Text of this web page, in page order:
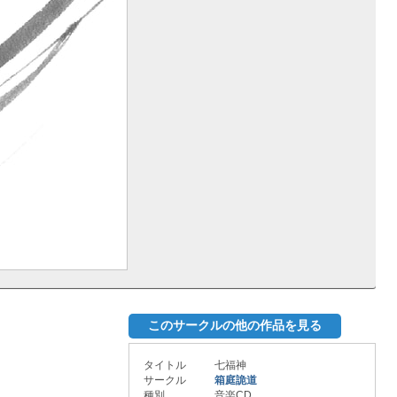
このサークルの他の作品を見る
タイトル
七福神
サークル
箱庭詭道